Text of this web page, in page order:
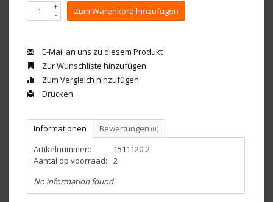
+
- Zum Warenkorb hinzufügen
E-Mail an uns zu diesem Produkt
Zur Wunschliste hinzufügen
Zum Vergleich hinzufügen
Drucken
Informationen Bewertungen (0)
Artikelnummer::
1511120-2
Aantal op voorraad:
2
No information found